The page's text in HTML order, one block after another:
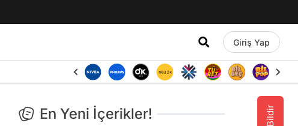
Giriş Yap
En Yeni İçerikler!